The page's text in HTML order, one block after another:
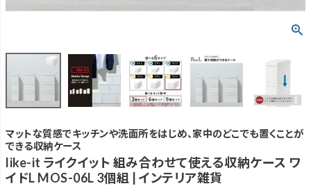
マットな質感でキッチンや洗面所をはじめ、家中のどこでも置くことが
できる収納ケース
like-it ライクイット 組み合わせて使える収納ケース ワ
イドL MOS-06L 3個組 | インテリア雑貨